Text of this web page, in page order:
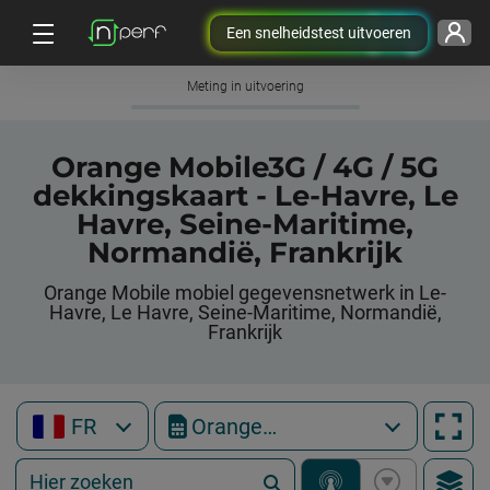
Een snelheidstest uitvoeren
Meting in uitvoering
Orange Mobile3G / 4G / 5G
dekkingskaart - Le-Havre, Le
Havre, Seine-Maritime,
Normandië, Frankrijk
Orange Mobile mobiel gegevensnetwerk in Le-
Havre, Le Havre, Seine-Maritime, Normandië,
Frankrijk
FR Orange Mobile